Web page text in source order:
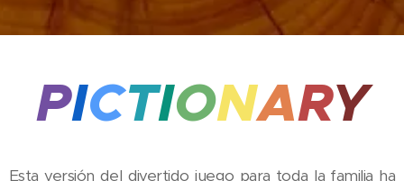
PICTIONARY
Esta versión del divertido juego para toda la familia ha